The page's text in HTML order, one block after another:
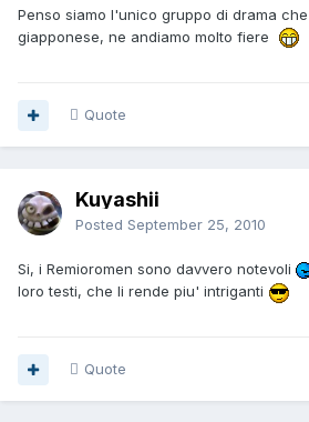
Penso siamo l'unico gruppo di drama
giapponese, ne andiamo molto fiere
Quote
Kuyashii
Posted September 25, 2010
Si, i Remioromen sono davvero notevoli
loro testi, che li rende piu' intriganti
Quote